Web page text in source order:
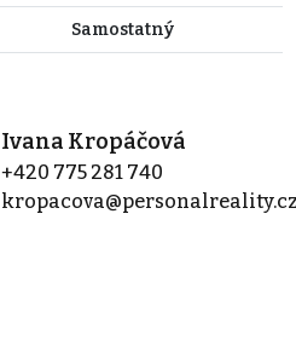
Samostatný
Ivana Kropáčová
+420 775 281 740
kropacova@personalreality.cz